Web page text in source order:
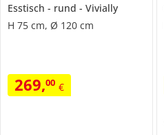
Esstisch
rund
Vivially
H 75 cm, Ø 120 cm
269,00 €